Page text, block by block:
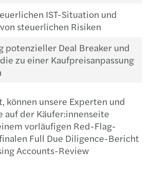
IST-Situation und
steuerlichen Risiken
potenzieller Deal Breaker und
zu einer Kaufpreisanpassung
können unsere Experten und
auf der Käufer:innenseite
vorläufigen Red-Flag-
Full Due Diligence-Bericht
Accounts-Review